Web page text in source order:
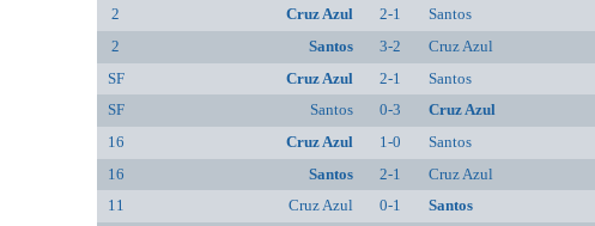
2
Cruz Azul 2-1 Santos
2
Santos 3-2 Cruz Azul
SF
Cruz Azul 2-1 Santos
SF
Santos 0-3 Cruz Azul
16
Cruz Azul 1-0 Santos
16
Santos 2-1 Cruz Azul
11
Cruz Azul 0-1 Santos